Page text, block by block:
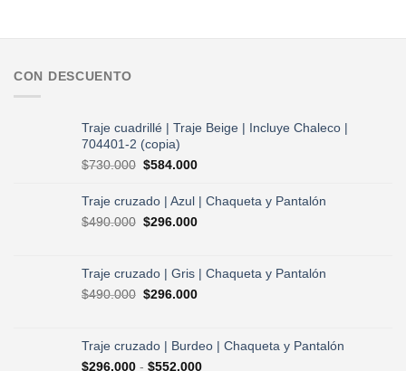
CON DESCUENTO
Traje cuadrillé | Traje Beige | Incluye Chaleco |
704401-2 (copia)
$730.000 El
original
era:
$730.000.
$584.000El
actual
es:
Traje cruzado | Azul | Chaqueta y Pantalón
$490.000 El
era:
$490.000.
$296.000El
es:
Traje cruzado | Gris | Chaqueta y Pantalón
$490.000 El
era:
$490.000.
$296.000El
es:
Traje cruzado | Burdeo | Chaqueta y Pantalón
$296.000 - $552.000Rango